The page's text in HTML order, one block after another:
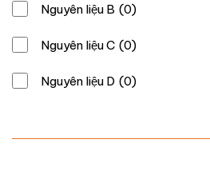
Nguyên liệu B (0)
Nguyên liệu C (0)
Nguyên liệu D (0)